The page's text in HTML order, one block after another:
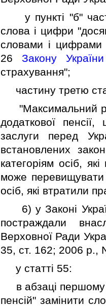
у пунктi "б"
слова i цифри
словами i цифрами
26 Закону України
страхування";
частину третю
"Максимальний
додаткової
заслуги перед
встановлених
категорiям осiб,
може
осiб, якi втратили
6) у Законi
постраждали
Верховної Ради
35, ст. 162; 2006 р.,
у статтi 55:
в абзацi першому
пенсiй" замiнити